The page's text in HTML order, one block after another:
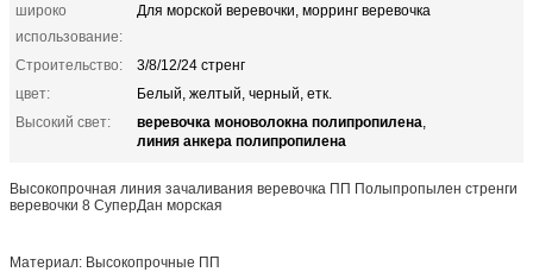
широко
использование:
Для морской веревочки, морринг веревочка
Строительство:
3/8/12/24 стренг
цвет:
Белый, желтый, черный, етк.
Высокий свет:
веревочка моноволокна полипропилена,
линия анкера полипропилена
Высокопрочная линия зачаливания веревочка ПП Полыпропылен стренги
веревочки 8 СуперДан морская
Материал: Высокопрочные ПП